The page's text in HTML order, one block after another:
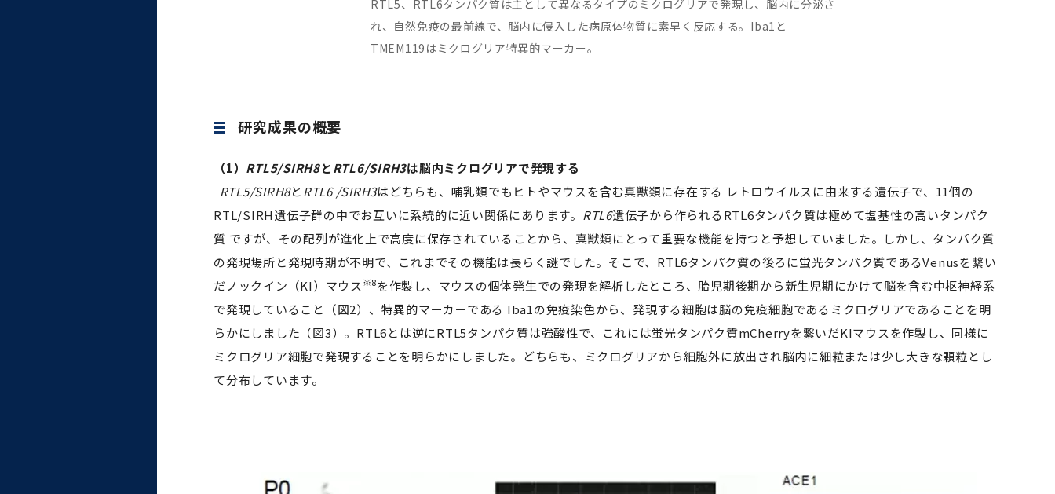
RTL5、RTL6タンパク質は主として異なるタイプのミクログリアで発現し、脳内に分泌さ
れ、自然免疫の最前線で、脳内に侵入した病原体物質に素早く反応する。Iba1と
TMEM119はミクログリア特異的マーカー。
研究成果の概要
（1） RTL5/SIRH8とRTL6/SIRH3は脳内ミクログリアで発現する
RTL5/SIRH8とRTL6 /SIRH3はどちらも、哺乳類でもヒトやマウスを含む真獣類に存在する レトロウイルスに由来する遺伝子で、11個の
RTL/SIRH遺伝子群の中でお互いに系統的に近い関係にあります。 RTL6遺伝子から作られるRTL6タンパク質は極めて塩基性の高いタンパク
質 ですが、その配列が進化上で高度に保存されていることから、真獣類にとって重要な機能を持つと予想していました。しかし、タンパク質
の発現場所と発現時期が不明で、これまでその機能は長らく謎でした。そこで、RTL6タンパク質の後ろに蛍光タンパク質であるVenusを繋い
だノックイン（KI）マウス ※8を作製し、マウスの個体発生での発現を解析したところ、胎児期後期から新生児期にかけて脳を含む中枢神経系
で発現していること（図2）、特異的マーカーである Iba1の免疫染色から、発現する細胞は脳の免疫細胞であるミクログリアであることを明
らかにしました（図3）。RTL6とは逆にRTL5タンパク質は強酸性で、これには蛍光タンパク質mCherryを繋いだKIマウスを作製し、同様に
ミクログリア細胞で発現することを明らかにしました。どちらも、ミクログリアから細胞外に放出され脳内に細粒または少し大きな顆粒とし
て分布しています。